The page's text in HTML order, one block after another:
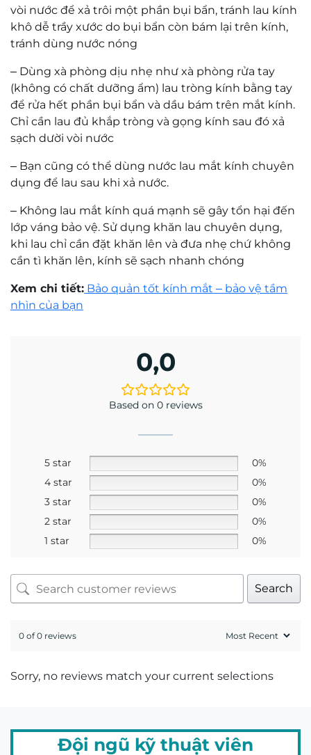
Kỹ thuật viên khúc xạ Trần Hoàng Phương Lâm
có trên 10 năm kinh nghiệm về đo khúc xạ và
Mr. Hứa Hoàng Khải